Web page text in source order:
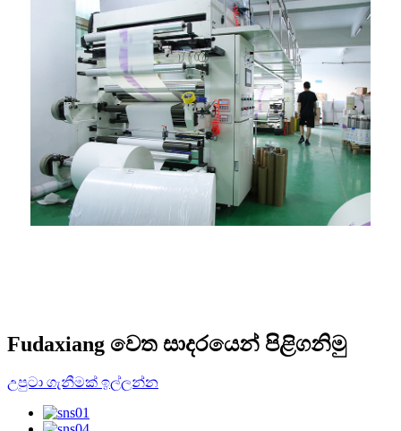
Fudaxiang වෙත සාදරයෙන් පිළිගනිමු
උපුටා ගැනීමක් ඉල්ලන්න